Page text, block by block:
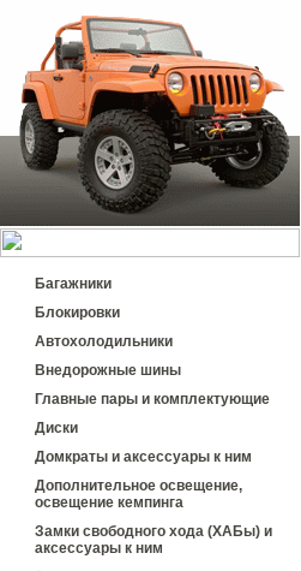
Багажники
Блокировки
Автохолодильники
Внедорожные шины
Главные пары и комплектующие
Диски
Домкраты и аксессуары к ним
Дополнительное освещение,
освещение кемпинга
Замки свободного хода (ХАБы) и
аксессуары к ним